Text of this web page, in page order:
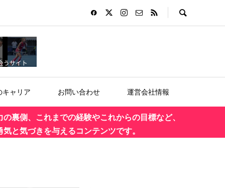
キャリア お問い合わせ 運営会社情報
裏側、これまでの経験やこれからの目標など、
と気づきを与えるコンテンツです。